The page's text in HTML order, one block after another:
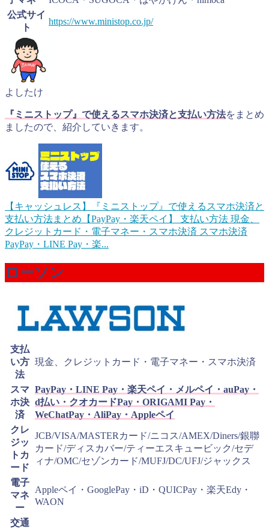
公式サイ
ト
https://www.ministop.co.jp/
よしたけ
『ミニストップ』で使えるスマホ決済と支払い方法をまとめ
ましたので、紹介していきます。
【キャッシュレス】『ミニストップ』で使えるスマホ決済と
支払い方法まとめ【PayPay・楽天ペイ】
支払い方法 現金、
クレジットカード・電子マネー・スマホ決済 スマホ決済
PayPay・LINE Pay・楽...
ローソン
支払
い方
法
現金、クレジットカード・電子マネー・スマホ決済
スマ
ホ決
済
PayPay・LINE Pay・楽天ペイ・メルペイ・auPay・
d払い・クオカードPay・ORIGAMI Pay・
WeChatPay・AliPay・Appleペイ
クレ
ジッ
トカ
ード
JCB/VISA/MASTERカード/ニコス/AMEX/Diners/銀聯
カード/ディスカバー/ティーエスキュービック/セデ
ィナ/OMC/セゾンカード/MUFJ/DC/UFJ/ジャックス
電子
マネ
ー
Appleペイ・GooglePay・iD・QUICPay・楽天Edy・
WAON
交通